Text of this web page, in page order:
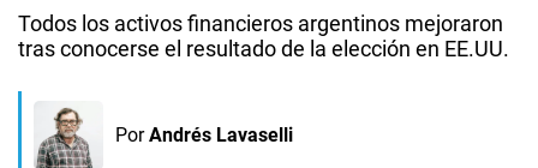
Todos los activos financieros argentinos mejoraron
tras conocerse el resultado de la elección en EE.UU.
Por Andrés Lavaselli